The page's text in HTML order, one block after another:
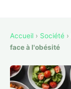
Accueil › Société ›
face à l'obésité